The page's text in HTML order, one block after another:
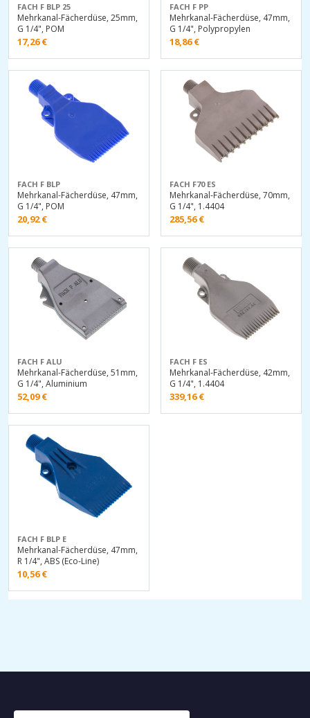
FACH F BLP 25
Mehrkanal-Fächerdüse, 25mm,
G 1/4", POM
17,26€
FACH F PP
Mehrkanal-Fächerdüse, 47mm,
G 1/4", Polypropylen
18,86€
FACH F BLP
Mehrkanal-Fächerdüse, 47mm,
G 1/4", POM
20,92€
FACH F70 ES
Mehrkanal-Fächerdüse, 70mm,
G 1/4", 1.4404
285,56€
FACH F ALU
Mehrkanal-Fächerdüse, 51mm,
G 1/4", Aluminium
52,09€
FACH F ES
Mehrkanal-Fächerdüse, 42mm,
G 1/4", 1.4404
339,16€
FACH F BLP E
Mehrkanal-Fächerdüse, 47mm,
R 1/4", ABS (Eco-Line)
10,56€